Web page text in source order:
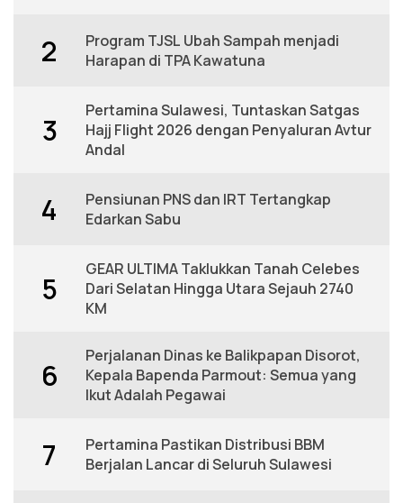
2
Program TJSL Ubah Sampah menjadi
Harapan di TPA Kawatuna
3
Pertamina Sulawesi, Tuntaskan Satgas
Hajj Flight 2026 dengan Penyaluran Avtur
Andal
4
Pensiunan PNS dan IRT Tertangkap
Edarkan Sabu
5
GEAR ULTIMA Taklukkan Tanah Celebes
Dari Selatan Hingga Utara Sejauh 2740
KM
6
Perjalanan Dinas ke Balikpapan Disorot,
Kepala Bapenda Parmout: Semua yang
Ikut Adalah Pegawai
7
Pertamina Pastikan Distribusi BBM
Berjalan Lancar di Seluruh Sulawesi